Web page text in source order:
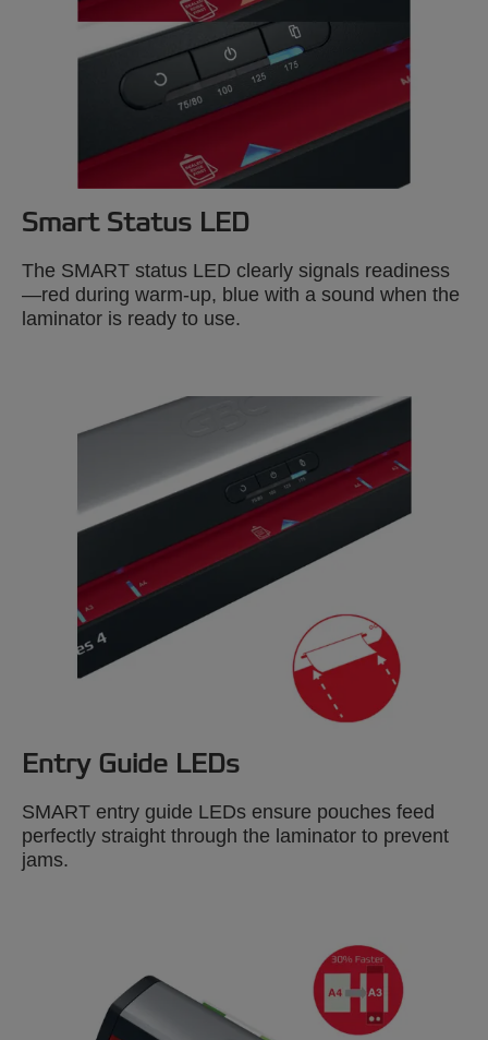
Smart Status LED
The SMART status LED clearly signals readiness
—red during warm-up, blue with a sound when the
laminator is ready to use.
Entry Guide LEDs
SMART entry guide LEDs ensure pouches feed
perfectly straight through the laminator to prevent
jams.